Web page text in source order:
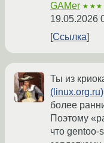
GAMer
19.05.2026
Ссылка
Ты из
(linux.org.ru)
более
Поэтому
что gentoo-